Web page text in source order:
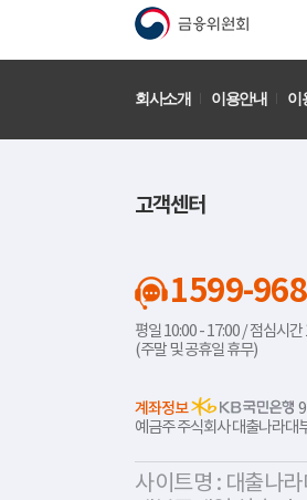
회사소개 이용안내 이
고객센터
1599-
평일 10:00 - 17:00 / 점심시간
(주말 및 공휴일 휴무)
계좌정보
예금주 주식회사 대출나라대
사이트명 : 대출나